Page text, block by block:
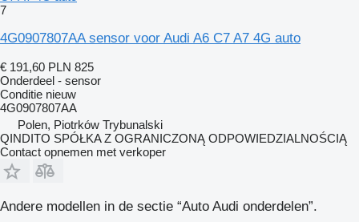
7
4G0907807AA sensor voor Audi A6 C7 A7 4G auto
€ 191,60 PLN 825
Onderdeel - sensor
Conditie nieuw
4G0907807AA
Polen, Piotrków Trybunalski
QINDITO SPÓŁKA Z OGRANICZONĄ ODPOWIEDZIALNOŚCIĄ
Contact opnemen met verkoper
Andere modellen in de sectie “Auto Audi onderdelen”.